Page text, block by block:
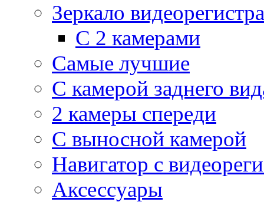
Зеркало
С 2 камерами
Самые лучшие
С камерой заднего
2 камеры спереди
С выносной камерой
Навигатор с
Аксессуары